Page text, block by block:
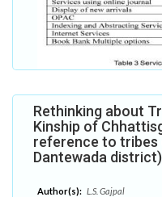
Rethinking about
Kinship of
reference to tribes
Dantewada district)
Author(s): L.S. Gajpal